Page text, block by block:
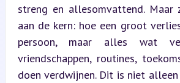
streng en allesomvattend. Maar
aan de kern: hoe een groot
persoon, maar alles wat
vriendschappen, routines,
doen verdwijnen. Dit is niet